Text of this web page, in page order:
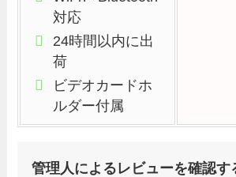
対応
24時間以内に出
荷
ビデオカードホ
ルダー付属
管理人によるレビューを確認す